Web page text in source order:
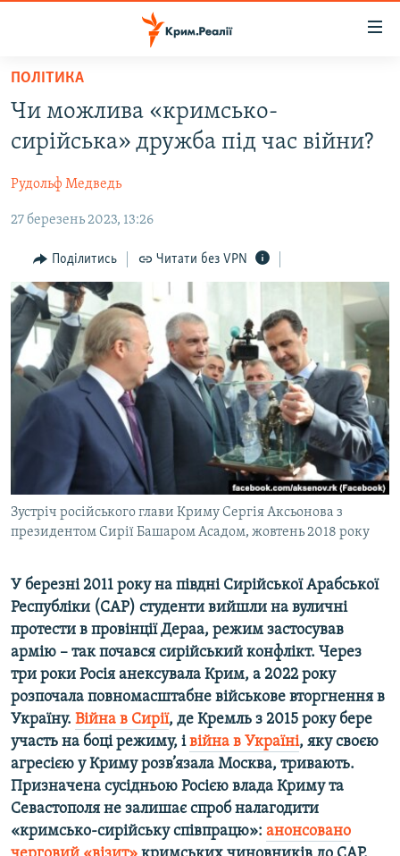
Перейти
основного
матеріалу
Перейти
до
навігації
Перейти
пошуку
ВІДЕО ТА ФОТО
ПОЛІТИКА
БЛОГИ
ПОГЛЯД
ІНТЕРВ'Ю
ВСЕ ЗА ДЕНЬ
СПЕЦПРОЕКТИ
ДЕПОРТАЦІЯ
ВІДЕОУРОКИ «ELIFBE»
СВІДЧЕННЯ ОКУПАЦІЇ
УКРАЇНСЬКА ПРОБЛЕМА КРИМУ
ІНФОГРАФІКА
ЯК ОБІЙТИ БЛОКУВАННЯ
Русский
Qırımtatar
ДОЛУЧАЙСЯ!
Усі сайти RFE/RL
ПОЛІТИКА
Чи можлива «кримсько-
сирійська» дружба під час війни?
Рудольф Медведь
27 березень 2023, 13:26
Поділитись Читати без VPN
Зустріч російського глави Криму Сергія Аксьонова з
президентом Сирії Башаром Асадом, жовтень 2018 року
У березні 2011 року на півдні Сирійської Арабської
Республіки (САР) студенти вийшли на вуличні
протести в провінції Дераа, режим застосував
армію – так почався сирійський конфлікт. Через
три роки Росія анексувала Крим, а 2022 року
розпочала повномасштабне військове вторгнення в
Україну. Війна в Сирії, де Кремль з 2015 року бере
участь на боці режиму, івійна в Україні, яку своєю
агресією у Криму розв’язала Москва, тривають.
Призначена сусідньою Росією влада Криму та
Севастополя не залишає спроб налагодити
«кримсько-сирійську співпрацю»: анонсовано